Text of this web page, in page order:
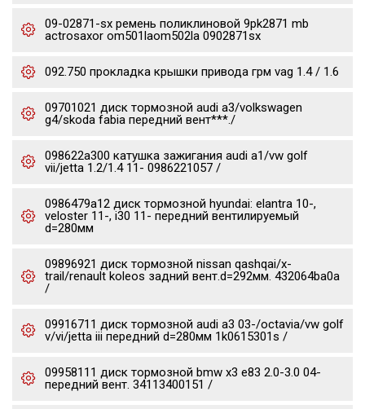
09-02871-sx ремень поликлиновой 9pk2871 mb
actrosaxor om501laom502la 0902871sx
092.750 прокладка крышки привода грм vag 1.4 / 1.6
09701021 диск тормозной audi a3/volkswagen
g4/skoda fabia передний вент***./
098622a300 катушка зажигания audi a1/vw golf
vii/jetta 1.2/1.4 11- 0986221057 /
0986479a12 диск тормозной hyundai: elantra 10-,
veloster 11-, i30 11- передний вентилируемый
d=280мм
09896921 диск тормозной nissan qashqai/x-
trail/renault koleos задний вент.d=292мм. 432064ba0a
/
09916711 диск тормозной audi a3 03-/octavia/vw golf
v/vi/jetta iii передний d=280мм 1k0615301s /
09958111 диск тормозной bmw x3 e83 2.0-3.0 04-
передний вент. 34113400151 /